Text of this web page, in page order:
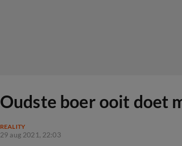
Oudste boer ooit doet
REALITY
29 aug 2021, 22:03